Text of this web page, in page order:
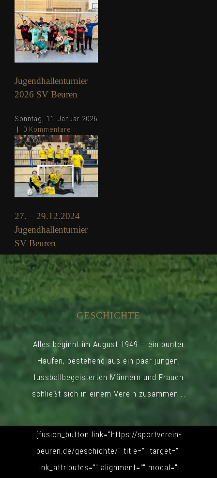
Jugendhallenturnier
2026 SV Beuren
Sonntag, 11. Januar 2026
|
0 Kommentare
27. – 29.12.2024
Jugendhallenturnier
SV Beuren
Dienstag, 7. Januar 2025
|
0 Kommentare
27. – 29.12.2023
Sonntag, 31. Dezember
0 Kommentare
GESCHICHTE
Alles beginnt im August 1949 – ein bunter
Haufen, bestehend aus ein paar jungen,
fussballbegeisterten Männern und Frauen
schließt sich in einem Verein zusammen …
[fusion_button link="https://sportverein-
beuren.de/geschichte/" title="" target=""
link_attributes="" alignment="" modal=""